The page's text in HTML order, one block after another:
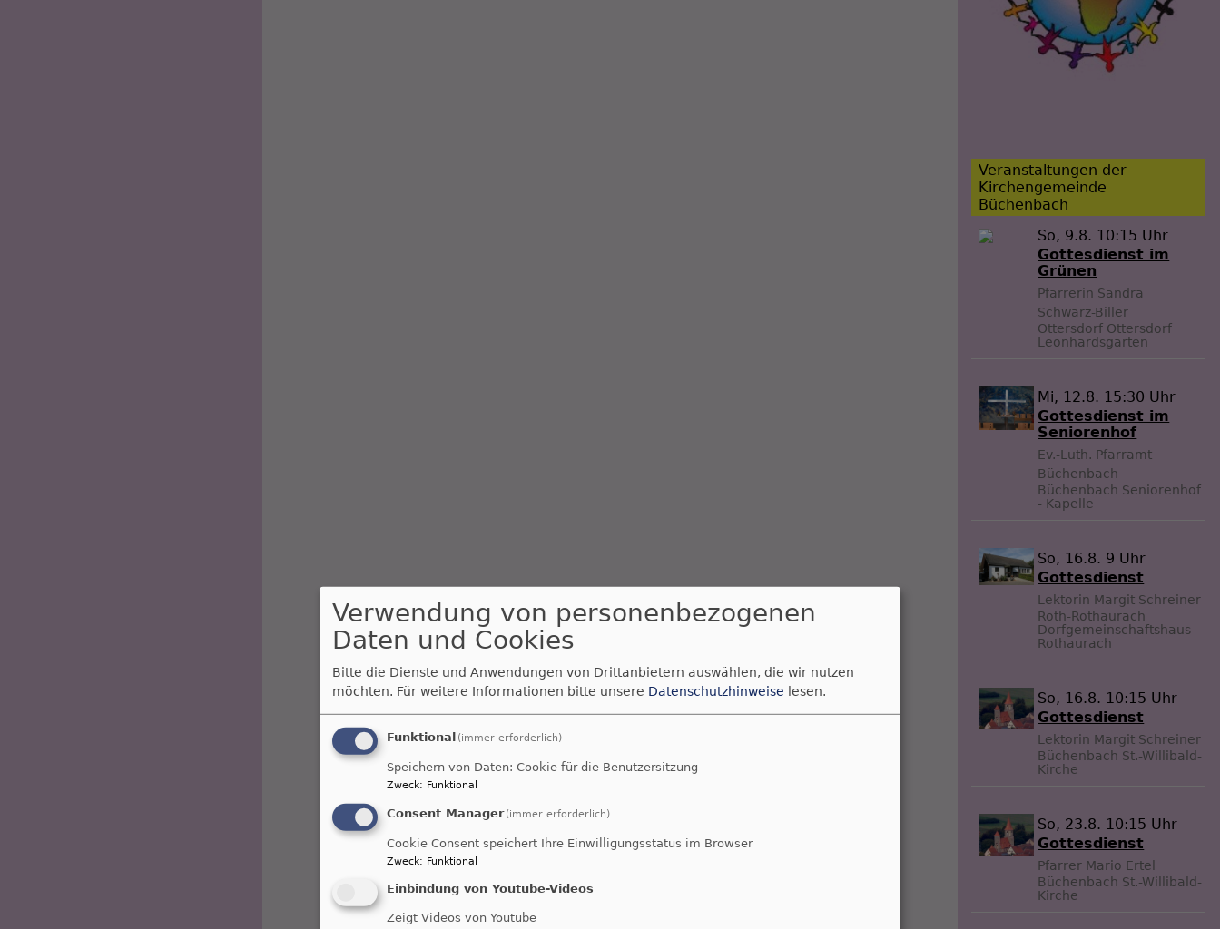
Veranstaltungen der
Kirchengemeinde
Büchenbach
So, 9.8. 10:15 Uhr
Gottesdienst im
Grünen
Pfarrerin Sandra
Schwarz-Biller
Ottersdorf Ottersdorf
Leonhardsgarten
Mi, 12.8. 15:30 Uhr
Gottesdienst im
Seniorenhof
Ev.-Luth. Pfarramt
Büchenbach
Büchenbach Seniorenhof
- Kapelle
So, 16.8. 9 Uhr
Gottesdienst
Lektorin Margit Schreiner
Roth-Rothaurach
Dorfgemeinschaftshaus
Rothaurach
So, 16.8. 10:15 Uhr
Gottesdienst
Lektorin Margit Schreiner
Büchenbach St.-Willibald-
Kirche
So, 23.8. 10:15 Uhr
Gottesdienst
Pfarrer Mario Ertel
Büchenbach St.-Willibald-
Kirche
Verwendung von personenbezogenen
Daten und Cookies
Bitte die Dienste und Anwendungen von Drittanbietern auswählen, die wir nutzen
möchten. Für weitere Informationen bitte unsere Datenschutzhinweise lesen.
Funktional (immer erforderlich)
Speichern von Daten: Cookie für die Benutzersitzung
Zweck: Funktional
Consent Manager (immer erforderlich)
Cookie Consent speichert Ihre Einwilligungsstatus im Browser
Zweck: Funktional
Einbindung von Youtube-Videos
Zeigt Videos von Youtube